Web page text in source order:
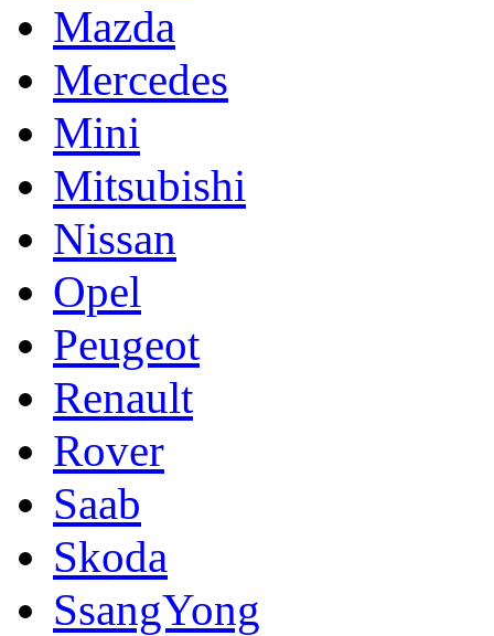
Mazda
Mercedes
Mini
Mitsubishi
Nissan
Opel
Peugeot
Renault
Rover
Saab
Skoda
SsangYong